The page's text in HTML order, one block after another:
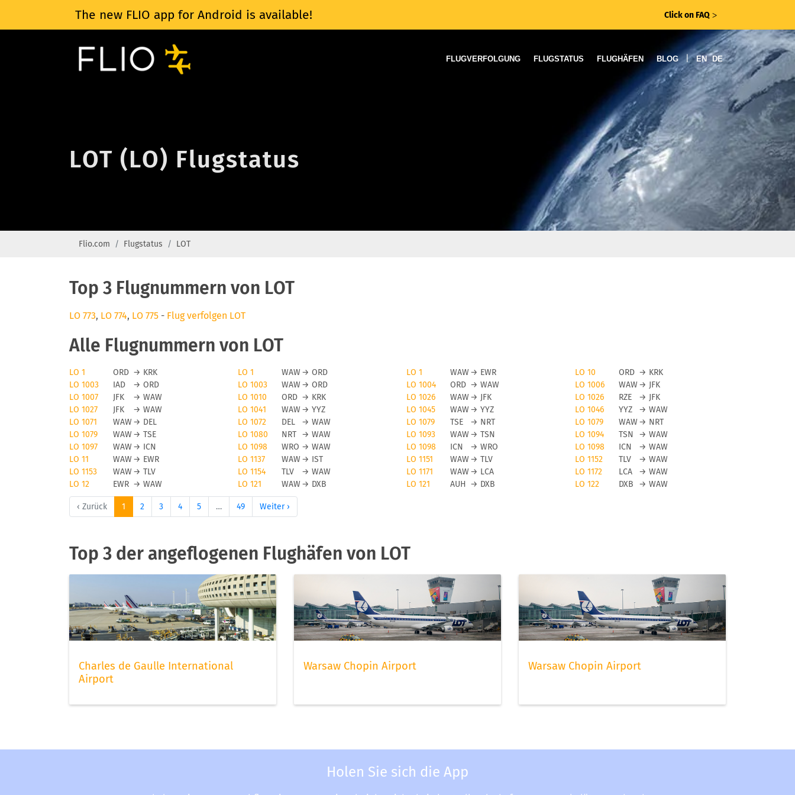
The new FLIO app for Android is available! Click on FAQ ᐳ
FLUGVERFOLGUNG FLUGSTATUS FLUGHÄFEN BLOG | EN DE
LOT (LO) Flugstatus
Flio.com Flugstatus LOT
Top 3 Flugnummern von LOT
LO 773, LO 774, LO 775 - Flug verfolgen LOT
Alle Flugnummern von LOT
LO 1 ORD → KRK LO 1 WAW→ ORD LO 1 WAW→ EWR LO 10 ORD → KRK
LO 1003
IAD → ORD LO 1003 WAW→ ORD LO 1004 ORD → WAW LO 1006 WAW→ JFK
LO 1007
JFK → WAW LO 1010 ORD → KRK LO 1026 WAW→ JFK LO 1026 RZE → JFK
LO 1027
JFK → WAW LO 1041 WAW→ YYZ LO 1045 WAW→ YYZ LO 1046 YYZ → WAW
LO 1071
WAW→ DEL LO 1072 DEL → WAW LO 1079 TSE → NRT LO 1079 WAW→ NRT
LO 1079
WAW→ TSE LO 1080 NRT → WAW LO 1093 WAW→ TSN LO 1094 TSN → WAW
LO 1097
WAW→ ICN LO 1098 WRO → WAW LO 1098 ICN → WRO LO 1098 ICN → WAW
LO 11
WAW→ EWR LO 1137 WAW→ IST LO 1151 WAW→ TLV LO 1152 TLV → WAW
LO 1153
WAW→ TLV LO 1154 TLV → WAW LO 1171 WAW→ LCA LO 1172 LCA → WAW
LO 12
EWR → WAW LO 121 WAW→ DXB LO 121 AUH → DXB LO 122 DXB → WAW
‹ Zurück 1 2 3 4 5 … 49 Weiter ›
Top 3 der angeflogenen Flughäfen von LOT
Charles de Gaulle International
Airport
Warsaw Chopin Airport Warsaw Chopin Airport
Holen Sie sich die App